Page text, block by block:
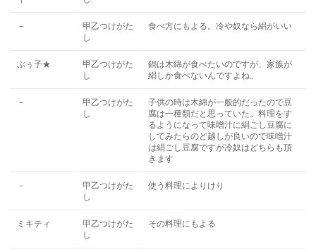
－
甲乙つけがた
し
食べ方にもよる。冷や奴なら絹がいい
ぶぅ子★
甲乙つけがた
し
鍋は木綿が食べたいのですが、家族が
絹しか食べないんですよね。
－
甲乙つけがた
し
子供の時は木綿が一般的だったので豆
腐は一種類だと思っていた。料理をす
るようになって味噌汁に絹ごし豆腐に
してみたらのど越しが良いので味噌汁
は絹ごし豆腐ですが冷奴はどちらも頂
きます
－
甲乙つけがた
し
使う料理によりけり
ミキティ
甲乙つけがた
し
その料理にもよる